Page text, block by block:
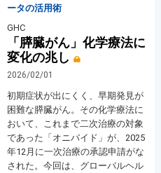
ータの活用術
GHC
「膵臓がん」化学療法に
変化の兆し
2026/02/01
初期症状が出にくく、早期発見が
困難な膵臓がん。その化学療法に
おいて、これまで二次治療の対象
であった「オニバイド」が、2025
年12月に一次治療の承認申請がな
された。今回は、グローバルヘル